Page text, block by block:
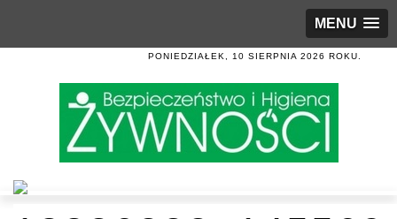
MENU
PONIEDZIAŁEK, 10 SIERPNIA 2026 ROKU.